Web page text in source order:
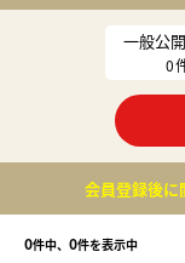
一般公
0
会員登録後に
0件中、 0件を表示中